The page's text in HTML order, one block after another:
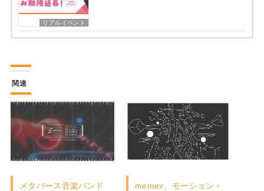
リアルイベント
関連
メタバース音楽バンド
memex、モーション・